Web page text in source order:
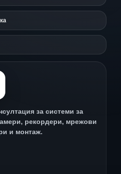
за системи за
рекордери, мрежови
и монтаж.